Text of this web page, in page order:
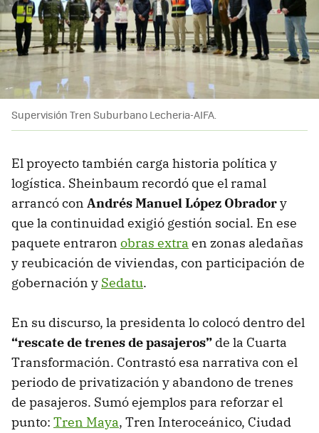
Supervisión Tren Suburbano Lecheria-AIFA.
El proyecto también carga historia política y
logística. Sheinbaum recordó que el ramal
arrancó con Andrés Manuel López Obradory
que la continuidad exigió gestión social. En ese
paquete entraron obras extra en zonas aledañas
y reubicación de viviendas, con participación de
gobernación y Sedatu.
En su discurso, la presidenta lo colocó dentro del
“rescate de trenes de pasajeros” de la Cuarta
Transformación. Contrastó esa narrativa con el
periodo de privatización y abandono de trenes
de pasajeros. Sumó ejemplos para reforzar el
punto: Tren Maya, Tren Interoceánico, Ciudad